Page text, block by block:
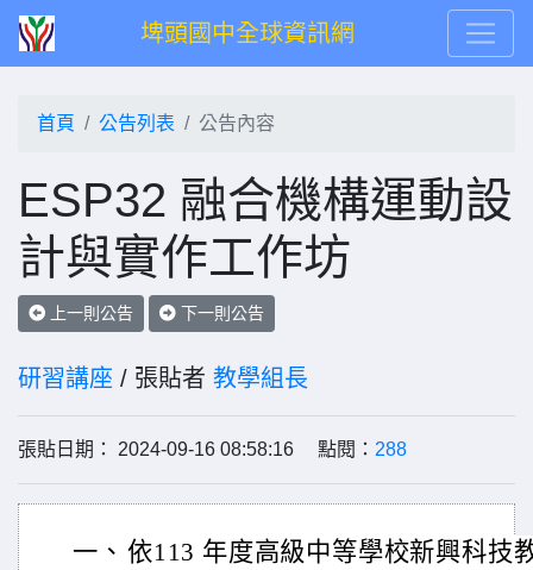
埤頭國中全球資訊網
首頁 公告列表 公告內容
ESP32 融合機構運動設
計與實作工作坊
上一則公告 下一則公告
研習講座 / 張貼者 教學組長
張貼日期： 2024-09-16 08:58:16 點閱： 288
一、 依113 年度高級中等學校新興科技